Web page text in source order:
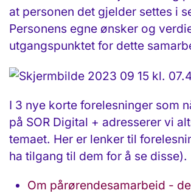
at personen det gjelder settes i
Personens egne ønsker og
utgangspunktet for dette
I 3 nye korte forelesninger som
på SOR Digital + adresserer vi
temaet. Her er lenker til
ha tilgang til dem for å se disse).
Om pårørendesamarbeid -